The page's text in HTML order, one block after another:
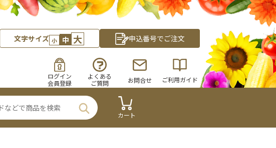
文字サイズ 小 中 大 申込番号でご注文
ログイン
会員登録
よくある
ご質問
お問合せ ご利用ガイド
カート